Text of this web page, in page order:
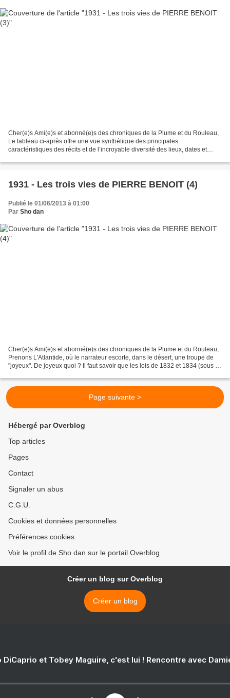
Cher(e)s Ami(e)s et abonné(e)s des chroniques de la Plume et du Rouleau,
Le tableau ci-après offre une vue synthétique des principales
caractéristiques des récits et de l’incroyable diversité des lieux, dates et
1931 - Les trois vies de PIERRE BENOIT (4)
Publié le 01/06/2013 à 01:00
Par Sho dan
Cher(e)s Ami(e)s et abonné(e)s des chroniques de la Plume et du Rouleau,
Prenons L'Atlantide, où le narrateur escorte, dans le désert, une troupe de
"joyeux". De joyeux quoi ? Il faut savoir que les lois de 1832 et 1834 (sous la
Page suivante >
Hébergé par Overblog
Top articles
Pages
Contact
Signaler un abus
C.G.U.
Cookies et données personnelles
Préférences cookies
Voir le profil de Sho dan sur le portail Overblog
Créer un blog sur Overblog
Créer un blog
DiCaprio et Tobey Maguire, c'est lui ! Rencontre avec